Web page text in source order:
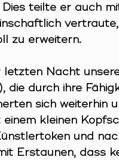
Dies teilte er auch
zu erweitern.
letzten Nacht
die durch ihre
sich weiterhin
einem kleinen
und
Erstaunen, dass